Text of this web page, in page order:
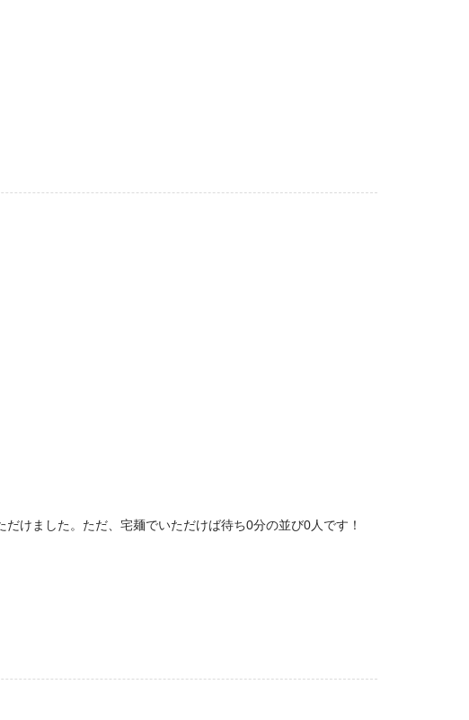
けました。ただ、宅麺でいただけば待ち0分の並び0人です！